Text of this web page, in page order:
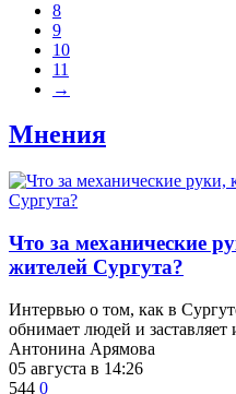
8
9
10
11
→
Мнения
​Что за механические
жителей Сургута?
Интервью о том, как в
обнимает людей и заставляет
Антонина Арямова
05 августа в 14:26
544 0